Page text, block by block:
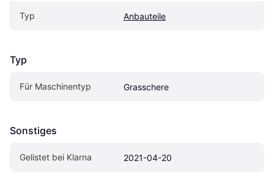
Typ Anbauteile
Typ
Für Maschinentyp Grasschere
Sonstiges
Gelistet bei Klarna 2021-04-20